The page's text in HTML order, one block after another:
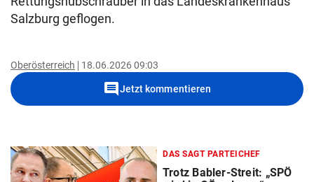
Salzburg geflogen.
Oberösterreich 18.06.2026 09:03
commentJetzt kommentieren
DAS SAGT PARTEICHEF
Trotz Babler-Streit: „SPÖ